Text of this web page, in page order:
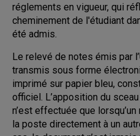
réglements en vigueur, qui
cheminement de l'étudiant
été admis.
Le relevé de notes émis par
transmis sous forme
imprimé sur papier bleu,
officiel. L’apposition du
n’est effectuée que
la poste directement à un